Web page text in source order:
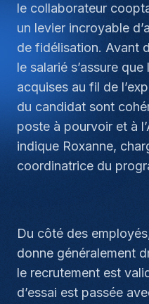
le collaborateur
un levier incroyable
de fidélisation. Avant
le salarié s’assure
acquises au fil de
du candidat sont
poste à pourvoir et à
indique Roxanne,
coordinatrice du
Du côté des
donne généralement
le recrutement est
d’essai est passée